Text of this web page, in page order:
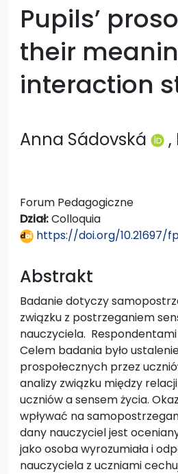
Pupils’
their
interaction
Anna Sádovská ,
Forum Pedagogiczne
Dział:Colloquia
https://doi.org/10.21697/
Abstrakt
Badanie dotyczy
związku z postrzeganiem
nauczyciela. Respondentami
Celem badania było
prospołecznych przez
analizy związku między
uczniów a sensem życia.
wpływać na
dany nauczyciel jest
jako osoba wyrozumiała i
nauczyciela z uczniami